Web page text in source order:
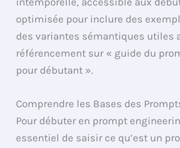
optimisée pour inclure des
des variantes sémantiques utiles
référencement sur « guide du
pour débutant ».
Comprendre les Bases des
Pour débuter en prompt
essentiel de saisir ce qu’est un